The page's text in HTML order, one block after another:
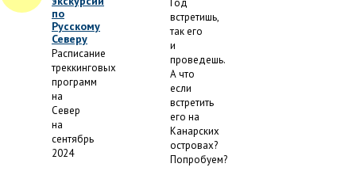
по
Русскому
Северу
Расписание
треккинговых
программ
на
Север
на
сентябрь
2024
Год
встретишь,
так его
и
проведешь.
А что
если
встретить
его на
Канарских
островах?
Попробуем?